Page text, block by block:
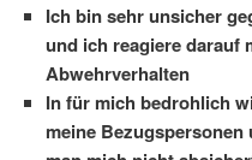
Ich bin sehr unsicher
und ich reagiere darauf
Abwehrverhalten
In für mich bedrohlich
meine